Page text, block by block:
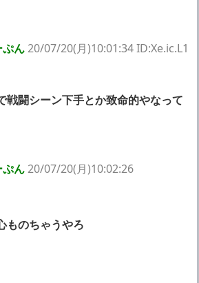
ん20/07/20(月)10:01:34 ID:Xe.ic.L1
戦闘シーン下手とか致命的やなって
ん20/07/20(月)10:02:26
ものちゃうやろ